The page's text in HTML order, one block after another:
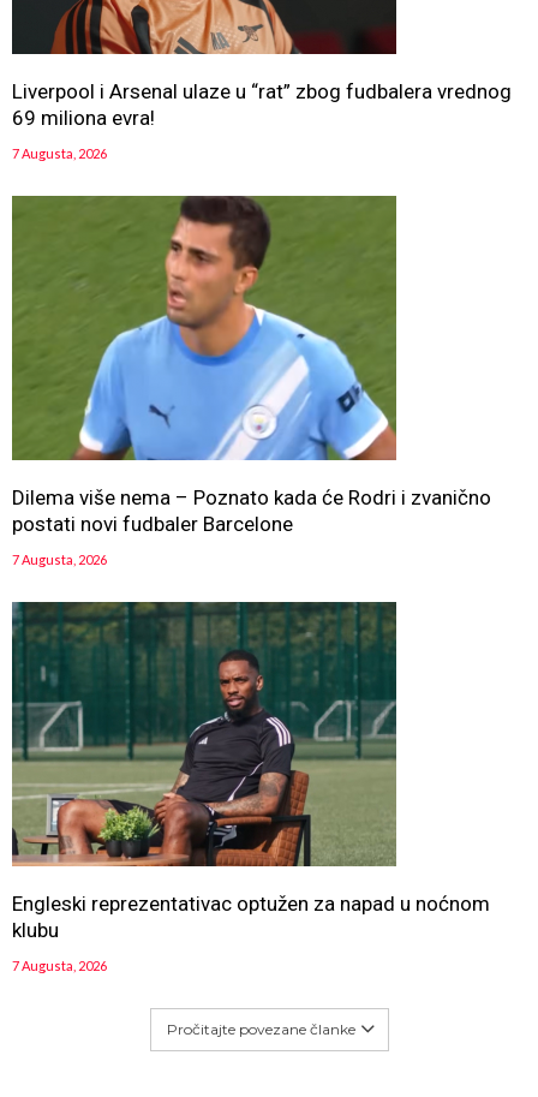
Liverpool i Arsenal ulaze u “rat” zbog fudbalera vrednog
69 miliona evra!
7 Augusta, 2026
Dilema više nema – Poznato kada će Rodri i zvanično
postati novi fudbaler Barcelone
7 Augusta, 2026
Engleski reprezentativac optužen za napad u noćnom
klubu
7 Augusta, 2026
Pročitajte povezane članke